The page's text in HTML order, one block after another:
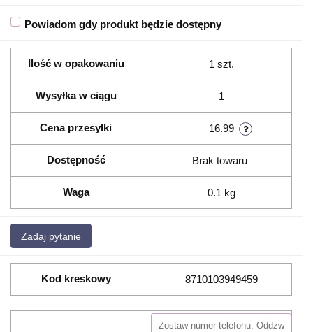
Powiadom gdy produkt będzie dostępny
Ilość w opakowaniu 1 szt.
Wysyłka w ciągu 1
Cena przesyłki 16.99
Dostępność Brak towaru
Waga 0.1 kg
Zadaj pytanie
Kod kreskowy 8710103949459